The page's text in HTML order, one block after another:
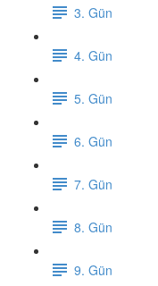
3. Gün
4. Gün
5. Gün
6. Gün
7. Gün
8. Gün
9. Gün